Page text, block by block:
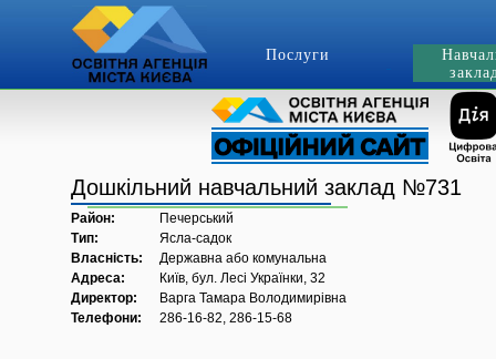
Послуги
Дошкільний навчальний заклад №731
Район:
Печерський
Тип:
Ясла-садок
Власність:
Державна або комунальна
Адреса:
Київ, бул. Лесі Українки, 32
Директор:
Варга Тамара Володимирівна
Телефони:
286-16-82, 286-15-68